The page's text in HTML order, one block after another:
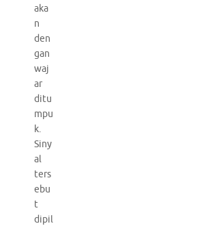
aka
n
den
gan
waj
ar
ditu
mpu
k.
Siny
al
ters
ebu
t
dipil